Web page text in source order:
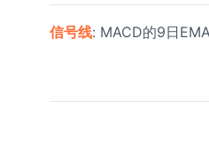
信号线: MACD的9日